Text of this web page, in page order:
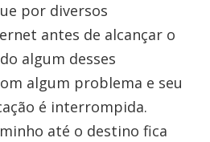
por diversos
antes de alcançar o
algum desses
algum problema e seu
é interrompida.
até o destino fica